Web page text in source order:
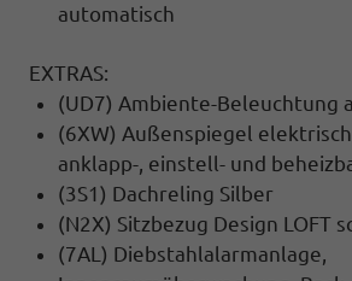
automatisch
EXTRAS:
(UD7) Ambiente-Beleuchtung
(6XW) Außenspiegel
anklapp-, einstell- und
(3S1) Dachreling Silber
(N2X) Sitzbezug Design LOFT
(7AL) Diebstahlalarmanlage,